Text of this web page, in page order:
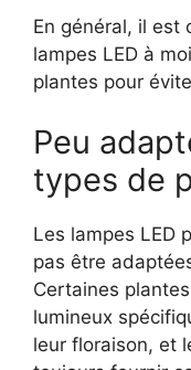
En général, il est
lampes LED à
plantes pour
Peu
types de
Les lampes LED
pas être
Certaines
lumineux
leur floraison, et